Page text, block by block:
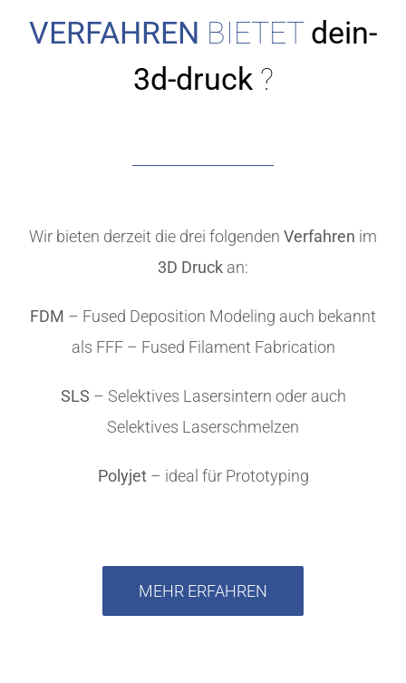
VERFAHREN BIETET dein-
3d-druck?
Wir bieten derzeit die drei folgenden Verfahren im
3D Druck an:
FDM – Fused Deposition Modeling auch bekannt
als FFF – Fused Filament Fabrication
SLS – Selektives Lasersintern oder auch
Selektives Laserschmelzen
Polyjet– ideal für Prototyping
MEHR ERFAHREN